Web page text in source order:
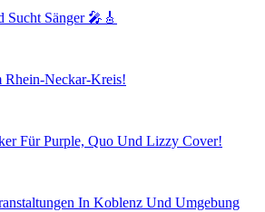
Sucht Sänger 🎤🎸
Rhein-Neckar-Kreis!
Für Purple, Quo Und Lizzy Cover!
In Koblenz Und Umgebung